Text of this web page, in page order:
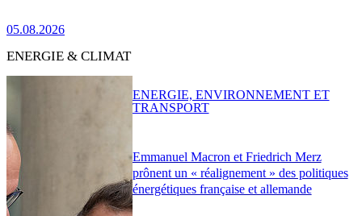
05.08.2026
ENERGIE & CLIMAT
Emmanuel Macron et Friedrich Merz
prônent un « réalignement » des politiques
énergétiques française et allemande
ENERGIE, ENVIRONNEMENT ET
TRANSPORT